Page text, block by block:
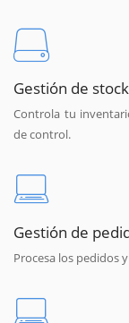
Gestión de stock
Controla tu
de control.
Gestión de
Procesa los pedidos